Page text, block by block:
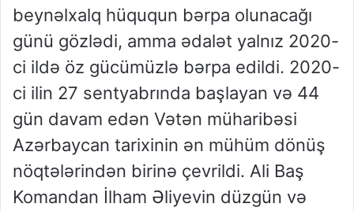
beynəlxalq hüququn bərpa olunacağı
günü gözlədi, amma ədalət yalnız 2020-
ci ildə öz gücümüzlə bərpa edildi. 2020-
ci ilin 27 sentyabrında başlayan və 44
gün davam edən Vətən müharibəsi
Azərbaycan tarixinin ən mühüm dönüş
nöqtələrindən birinə çevrildi. Ali Baş
Komandan İlham Əliyevin düzgün və